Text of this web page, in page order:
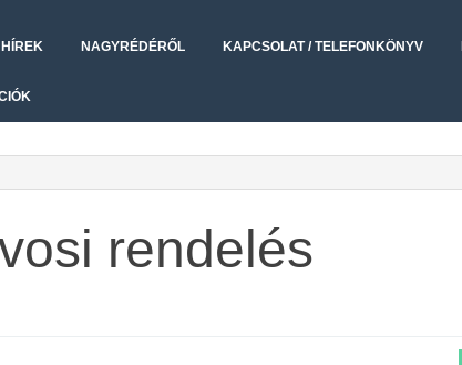
HÍREK NAGYRÉDÉRŐL KAPCSOLAT / TELEFONKÖNYV
rendelés